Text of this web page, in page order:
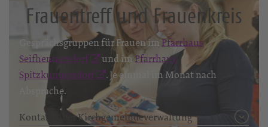
Frauentreff und Frauenkreis
Gesprächsgruppen für Frauen imPfarrhaus
Seifhennersdorf
und imPfarrhaus
Spitzkunnersdorf
. Je einmal im Monat nach
Absprache.
Kontakt über Kirchgemeindeverwaltung